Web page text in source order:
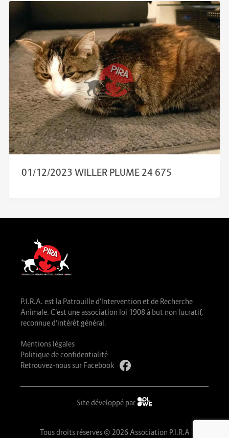
01/12/2023 WILLER PLUME 24 675
P.I.R.A. est la Patrouille d’Intervention et de Recherche
Animale. C’est une association loi 1908 à but non lucratif,
reconnue d’intérêt général.
Mentions légales
Politique de confidentialité
Retrouvez-nous sur Facebook
Site développé par
Tous droits réservés © 2026 Association P.I.R.A